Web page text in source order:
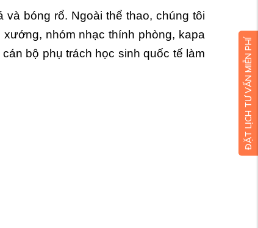
bóng rổ. Ngoài thể thao, chúng tôi
nhóm nhạc thính phòng, kapa
bộ phụ trách học sinh quốc tế làm
ĐẶT LỊCH TƯ VẤN MIỄN PHÍ